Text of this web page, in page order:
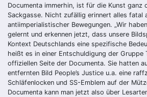
Documenta immerhin, ist für die Kunst ganz
Sackgasse. Nicht zufällig erinnert alles fatal
antiimperialistischer Bewegungen. „Wir
gelernt und erkennen jetzt, dass unsere
Kontext Deutschlands eine spezifische
heißt es in einer Entschuldigung der Gruppe
offiziellen Seite der Documenta. Sie hatten
entfernten Bild People’s Justice u.a. eine
Schläfenlocken und SS-Emblem auf der
Documenta kann man jetzt also über